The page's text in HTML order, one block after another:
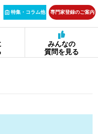
特集・コラム他 専門家登録のご案内
みんなの
質問を見る